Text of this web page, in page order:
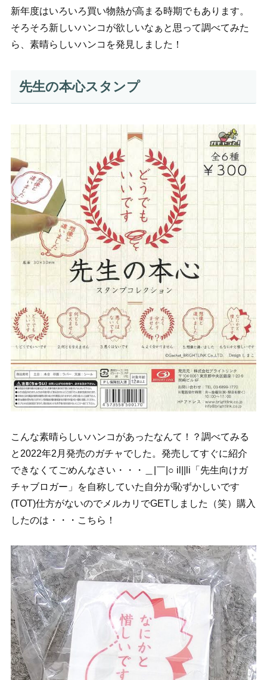
新年度はいろいろ買い物熱が高まる時期でもあります。
そろそろ新しいハンコが欲しいなぁと思って調べてみた
ら、素晴らしいハンコを発見しました！
先生の本心スタンプ
こんな素晴らしいハンコがあったなんて！？調べてみる
と2022年2月発売のガチャでした。発売してすぐに紹介
できなくてごめんなさい・・・＿|￣|○ il||li「先生向けガ
チャブロガー」を自称していた自分が恥ずかしいです
(TOT)仕方がないのでメルカリでGETしました（笑）購入
したのは・・・こちら！